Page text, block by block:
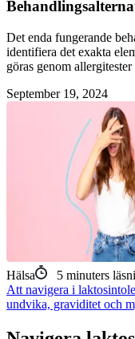
Det enda fungerande
identifiera det exakta
göras genom
September 19, 2024
Hälsa 5 minuters
Att navigera i
undvika, graviditet och